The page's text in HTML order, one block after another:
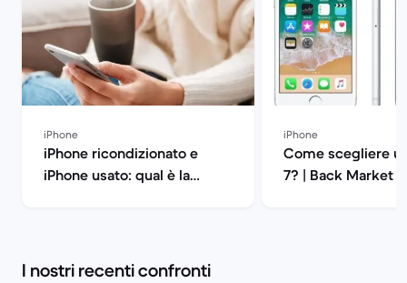
iPhone
iPhone ricondizionato e
iPhone usato: qual è la
iPhone
Come scegliere
7? | Back Market
I nostri recenti confronti